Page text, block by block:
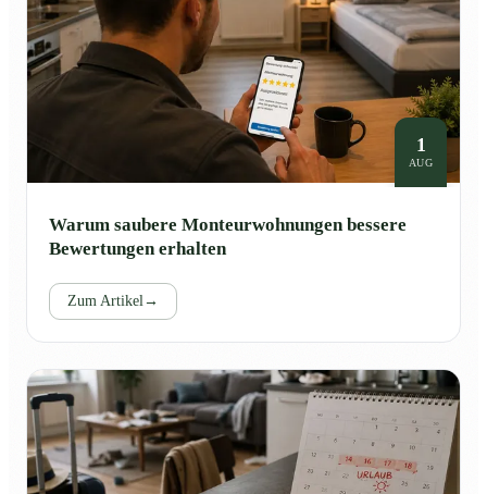
1
AUG
Warum saubere Monteurwohnungen bessere
Bewertungen erhalten
Zum Artikel →